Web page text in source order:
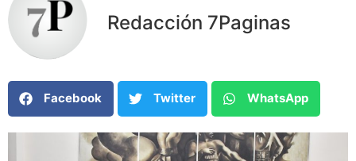
Redacción 7Paginas
Facebook Twitter WhatsApp